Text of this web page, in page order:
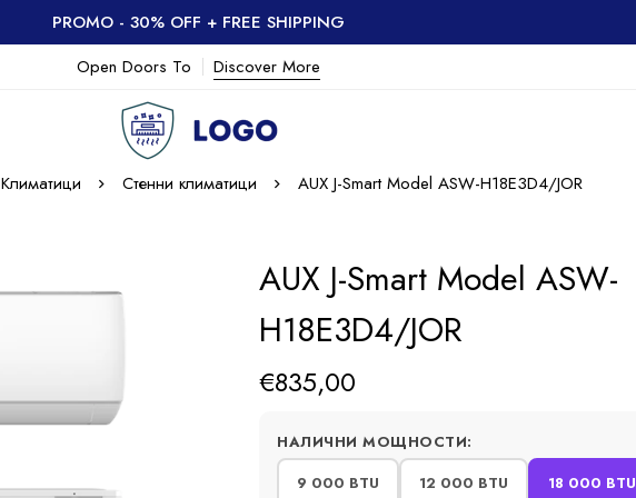
PROMO - 30% OFF + FREE SHIPPING
Open Doors To Discover More
Климатици Стенни климатици AUX J-Smart Model ASW-H18E3D4/JОR
AUX J-Smart Model ASW-
H18E3D4/JОR
€835,00
НАЛИЧНИ МОЩНОСТИ:
9 000 BTU
12 000 BTU 18 000 BTU